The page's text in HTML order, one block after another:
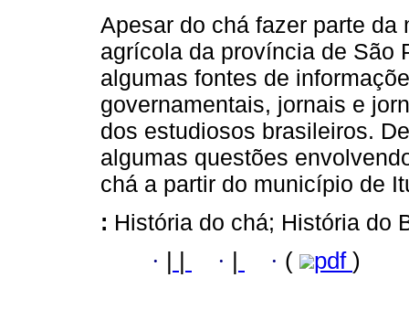
Apesar do chá fazer parte da
agrícola da província de São
algumas fontes de
governamentais, jornais e
dos estudiosos brasileiros.
algumas questões
chá a partir do município de
: História do chá; História do
· · · ( pdf )